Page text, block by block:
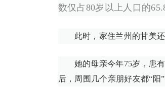
数仅占80岁以上人口的
此时，家住兰州的甘美
她的母亲今年75岁，患
后，周围几个亲朋好友都“阳”